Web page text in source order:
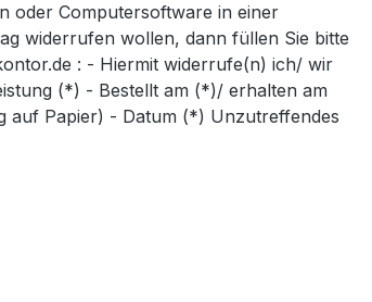
oder Computersoftware in einer
widerrufen wollen, dann füllen Sie bitte
: - Hiermit widerrufe(n) ich/ wir
(*) - Bestellt am (*)/ erhalten am
auf Papier) - Datum (*) Unzutreffendes